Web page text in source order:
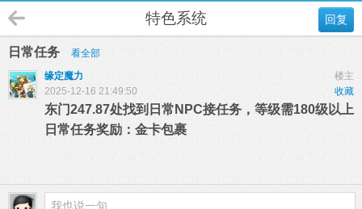
回复
特色系统
日常任务
看全部
楼主
缘定魔力
收藏
2025-12-16 21:49:50
东门247.87处找到日常NPC接任务，等级需180级以上
日常任务奖励：金卡包裹